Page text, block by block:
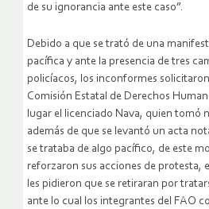
de su ignorancia ante este caso”.
Debido a que se trató de una
pacífica y ante la presencia de tres
policíacos, los inconformes
Comisión Estatal de Derechos
lugar el licenciado Nava, quien tomó
además de que se levantó un acta
se trataba de algo pacífico, de este
reforzaron sus acciones de protesta,
les pidieron que se retiraran por
ante lo cual los integrantes del FAO